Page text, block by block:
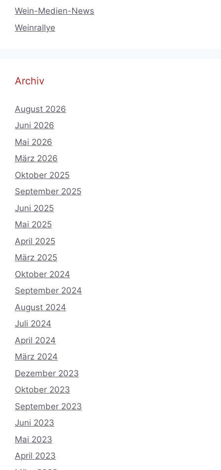
Wein-Medien-News
Weinrallye
Archiv
August 2026
Juni 2026
Mai 2026
März 2026
Oktober 2025
September 2025
Juni 2025
Mai 2025
April 2025
März 2025
Oktober 2024
September 2024
August 2024
Juli 2024
April 2024
März 2024
Dezember 2023
Oktober 2023
September 2023
Juni 2023
Mai 2023
April 2023